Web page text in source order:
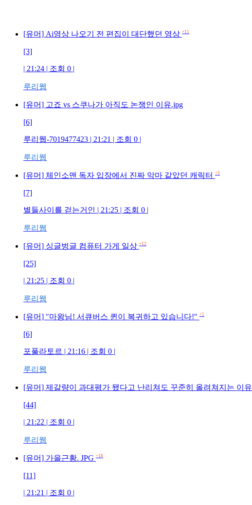
[유머] Ai영상 나오기 전 편집이 대단했던 영상 +11
[3]
| 21:24 | 조회 0 |
루리웹
[유머] 고죠 vs 스쿠나가 아직도 논쟁인 이유.jpg
[6]
루리웹-7019477423 | 21:21 | 조회 0 |
루리웹
[유머] 체인소맨 독자 입장에서 진짜 악마 같았던 캐릭터 +3
[7]
별들사이를 걷는거인 | 21:25 | 조회 0 |
루리웹
[유머] 싱글벙글 컴퓨터 가게 일상 +12
[25]
| 21:25 | 조회 0 |
루리웹
[유머] "마왕님! 서큐버스 퀸이 복귀하고 있습니다!" +1
[6]
포풀라토르 | 21:16 | 조회 0 |
루리웹
[유머] 제갈량이 과대평가 됐다고 난리쳐도 꾸준히 올려쳐지는 이유
[44]
| 21:22 | 조회 0 |
루리웹
[유머] 가을근황. JPG +18
[11]
| 21:21 | 조회 0 |